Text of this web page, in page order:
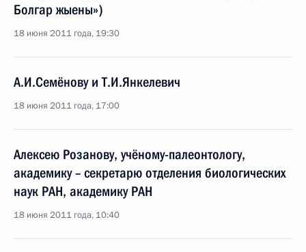
Болгар жыены»)
18 июня 2011 года, 19:30
А.И.Семёнову и Т.И.Янкелевич
18 июня 2011 года, 17:00
Алексею Розанову, учёному-палеонтологу,
академику – секретарю отделения биологических
наук РАН, академику РАН
18 июня 2011 года, 10:40